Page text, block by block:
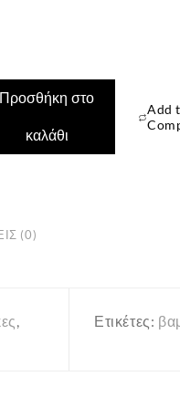
Προσθήκη στο
καλάθι
Add
(0)
,
Ετικέτες: